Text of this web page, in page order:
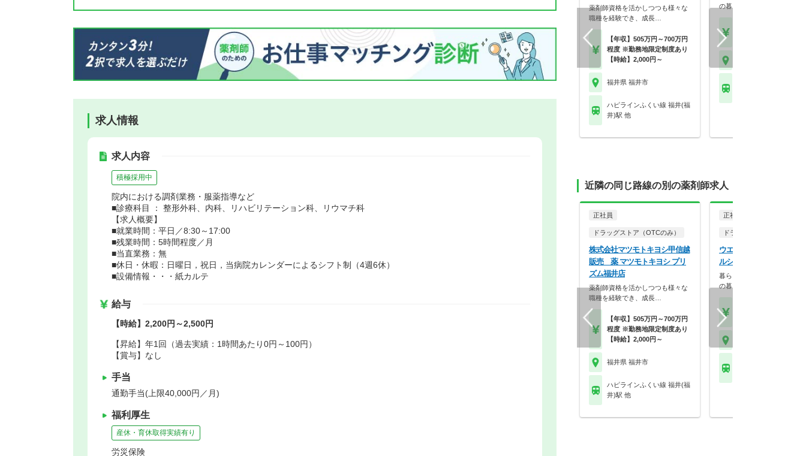
求人情報
求人内容
積極採用中
院内における調剤業務・服薬指導など
■診療科目 ： 整形外科、内科、リハビリテーション科、リウマチ科
【求人概要】
■就業時間：平日／8:30～17:00
■残業時間：5時間程度／月
■当直業務：無
■休日・休暇：日曜日，祝日，当病院カレンダーによるシフト制（4週6休）
■設備情報・・・紙カルテ
給与
【時給】2,200円～2,500円
【昇給】年1回（過去実績：1時間あたり0円～100円）
【賞与】なし
手当
通勤手当(上限40,000円／月)
福利厚生
産休・育休取得実績有り
労災保険
薬剤師資格を活かしつつも様々な
職種を経験でき、成長…
【年収】505万円～700万円
程度 ※勤務地限定制度あり
【時給】2,000円～
福井県 福井市
ハピラインふくい線 福井(福
井)駅 他
の暮らしも大切に。業…
近隣の同じ路線の別の薬剤師求人
正社員
ドラッグストア（OTCのみ）
株式会社マツモトキヨシ甲信越
販売 薬 マツモトキヨシ プリ
ズム福井店
薬剤師資格を活かしつつも様々な
職種を経験でき、成長…
【年収】505万円～700万円
程度 ※勤務地限定制度あり
【時給】2,000円～
福井県 福井市
ハピラインふくい線 福井(福
井)駅 他
正社員
ドラッグストア（調剤併設
ウエルシア薬局株式会社
ルシア福井北四ツ居店
暮らしを支える仕事だから、
の暮らしも大切に。業…